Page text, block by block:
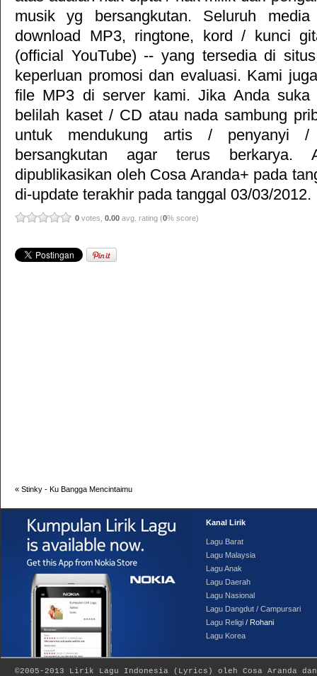
musik yg bersangkutan. Seluruh
download MP3, ringtone, kord / kunci
(official YouTube) -- yang tersedia di
keperluan promosi dan evaluasi. Kami
file MP3 di server kami. Jika Anda
belilah kaset / CD atau nada sambung
untuk mendukung artis / penyanyi
bersangkutan agar terus berkarya.
dipublikasikan oleh Cosa Aranda+ pada
di-update terakhir pada tanggal 03/03/2012.
0 votes, 0.00 avg. rating (0% score)
« Stinky - Ku Bangga Mencintaimu
Kanal Lirik
Lagu Barat
Lagu Malaysia
Lagu Anak
Lagu Daerah
Lagu Nasional
Lagu Dangdut / Campursari
Lagu Religi / Rohani
Lagu Korea
©2005-2013 Lirik Lagu Indonesia ( Lyrics ) oleh Cosa Aranda